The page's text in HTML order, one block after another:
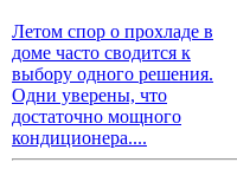
Летом спор о прохладе в
доме часто сводится к
выбору одного решения.
Одни уверены, что
достаточно мощного
кондиционера....